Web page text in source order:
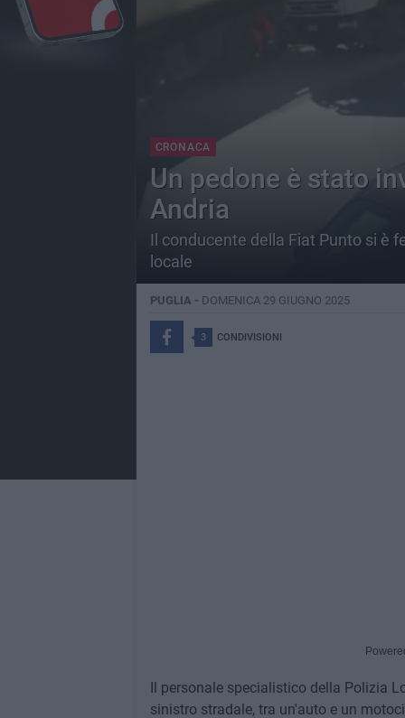
CRONACA
Un pedone è stato
Andria
Il conducente della Fiat Punto si è
locale
PUGLIA - DOMENICA 29 GIUGNO 2025
3 CONDIVISIONI
Il personale specialistico della Polizia
sinistro stradale, tra un'auto e un